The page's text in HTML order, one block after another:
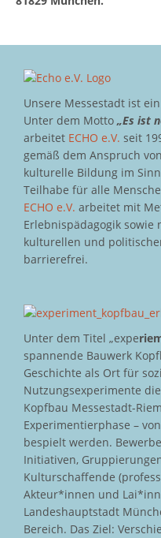
Unsere Messestadt ist
Unter dem Motto „Es ist
arbeitet ECHO e.V. seit
gemäß dem Anspruch
kulturelle Bildung im
Teilhabe für alle
ECHO e.V. arbeitet mit
Erlebnispädagogik sowie
kulturellen und
barrierefrei.
Unter dem Titel „expe
spannende Bauwerk
Geschichte als Ort für
Nutzungsexperimente
Kopfbau Messestadt-
Experimentierphase –
bespielt werden.
Initiativen,
Kulturschaffende
Akteur*innen und
Landeshauptstadt
Bereich. Das Ziel: